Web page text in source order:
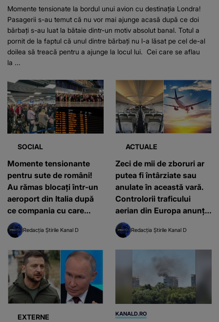
Momente tensionate la bordul unui avion cu destinația Londra!
Pasagerii s-au temut că nu vor mai ajunge acasă după ce doi
bărbați s-au luat la bătaie dintr-un motiv absolut banal. Totul a
pornit de la faptul că unul dintre bărbați nu l-a lăsat pe cel de-al
doilea să treacă pentru a ajunge la locul lui. Cei care se aflau
la ...
SOCIAL
Momente tensionante
pentru sute de români!
Au rămas blocați într-un
aeroport din Italia după
ce compania cu care
zburau a anulat cursa
Redacția Știrile Kanal D
ACTUALE
Zeci de mii de zboruri ar
putea fi întârziate sau
anulate în această vară.
Controlorii traficului
aerian din Europa anunță
greve
Redacția Știrile Kanal D
EXTERNE KANALD.RO